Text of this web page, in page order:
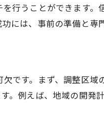
行うことができます。
には、事前の準備と専
です。まず、調整区域
。例えば、地域の開発